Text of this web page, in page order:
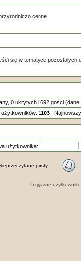
cenne
się w tematyce pozostałych
0 ukrytych i 692 gości
1103|
użytkownika:
posty
Przyjazne